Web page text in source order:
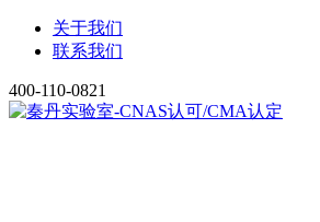
关于我们
联系我们
400-110-0821